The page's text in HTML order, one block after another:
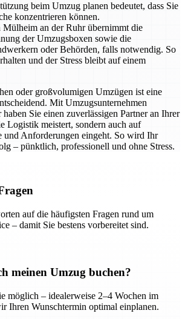
beim Umzug planen bedeutet, dass Sie
konzentrieren können.
Mülheim an der Ruhr übernimmt die
der Umzugsboxen sowie die
oder Behörden, falls notwendig. So
und der Stress bleibt auf einem
oder großvolumigen Umzügen ist eine
Mit Umzugsunternehmen
Sie einen zuverlässigen Partner an Ihrer
Logistik meistert, sondern auch auf
und Anforderungen eingeht. So wird Ihr
– pünktlich, professionell und ohne Stress.
auf die häufigsten Fragen rund um
– damit Sie bestens vorbereitet sind.
meinen Umzug buchen?
möglich – idealerweise 2–4 Wochen im
Ihren Wunschtermin optimal einplanen.